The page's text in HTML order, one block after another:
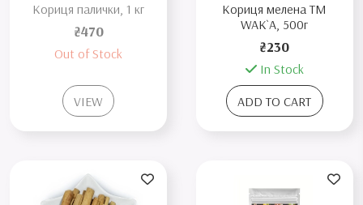
Кориця палички, 1 кг
₴470
Out of Stock
VIEW
Кориця мелена TM
WAK`A, 500г
₴230
In Stock
ADD TO CART